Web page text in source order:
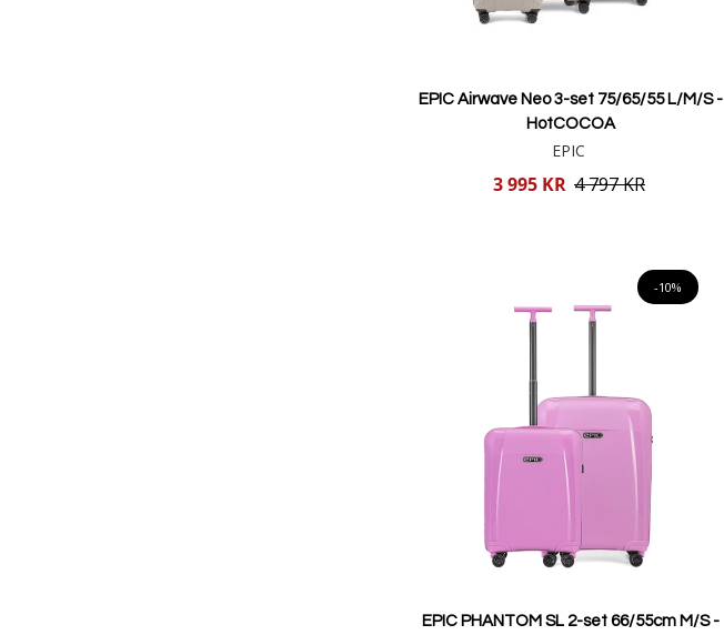
EPIC Airwave Neo 3-set 75/65/55 L/M/S -
HotCOCOA
EPIC
3 995 KR 4 797 KR
-10%
EPIC PHANTOM SL 2-set 66/55cm M/S -